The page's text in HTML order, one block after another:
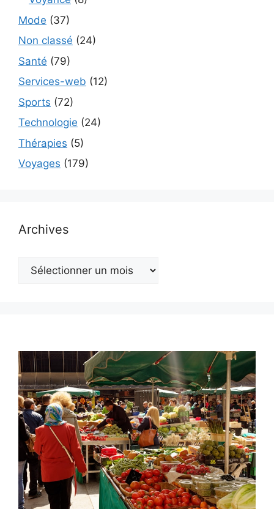
Mode (37)
Non classé (24)
Santé (79)
Services-web (12)
Sports (72)
Technologie (24)
Thérapies (5)
Voyages (179)
Archives
Archives